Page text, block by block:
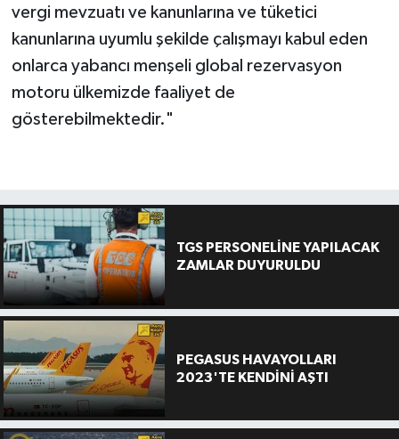
vergi mevzuatı ve kanunlarına ve tüketici
kanunlarına uyumlu şekilde çalışmayı kabul eden
onlarca yabancı menşeli global rezervasyon
motoru ülkemizde faaliyet de
gösterebilmektedir."
TGS PERSONELİNE YAPILACAK
ZAMLAR DUYURULDU
PEGASUS HAVAYOLLARI
2023'TE KENDİNİ AŞTI